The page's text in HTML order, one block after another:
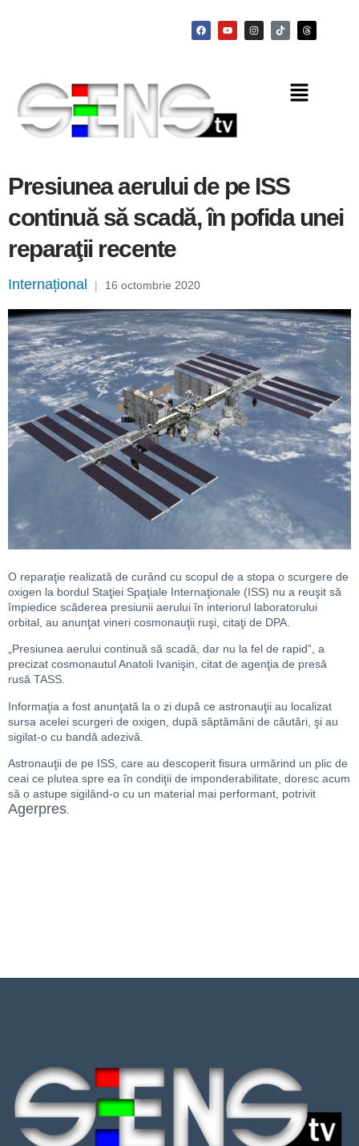
Presiunea aerului de pe ISS
continuă să scadă, în pofida unei
reparaţii recente
Internațional | 16 octombrie 2020
O reparaţie realizată de curând cu scopul de a stopa o scurgere de
oxigen la bordul Staţiei Spaţiale Internaţionale (ISS) nu a reuşit să
împiedice scăderea presiunii aerului în interiorul laboratorului
orbital, au anunţat vineri cosmonauţii ruşi, citaţi de DPA.
„Presiunea aerului continuă să scadă, dar nu la fel de rapid”, a
precizat cosmonautul Anatoli Ivanişin, citat de agenţia de presă
rusă TASS.
Informaţia a fost anunţată la o zi după ce astronauţii au localizat
sursa acelei scurgeri de oxigen, după săptămâni de căutări, şi au
sigilat-o cu bandă adezivă.
Astronauţii de pe ISS, care au descoperit fisura urmărind un plic de
ceai ce plutea spre ea în condiţii de imponderabilitate, doresc acum
să o astupe sigilând-o cu un material mai performant, potrivit
Agerpres